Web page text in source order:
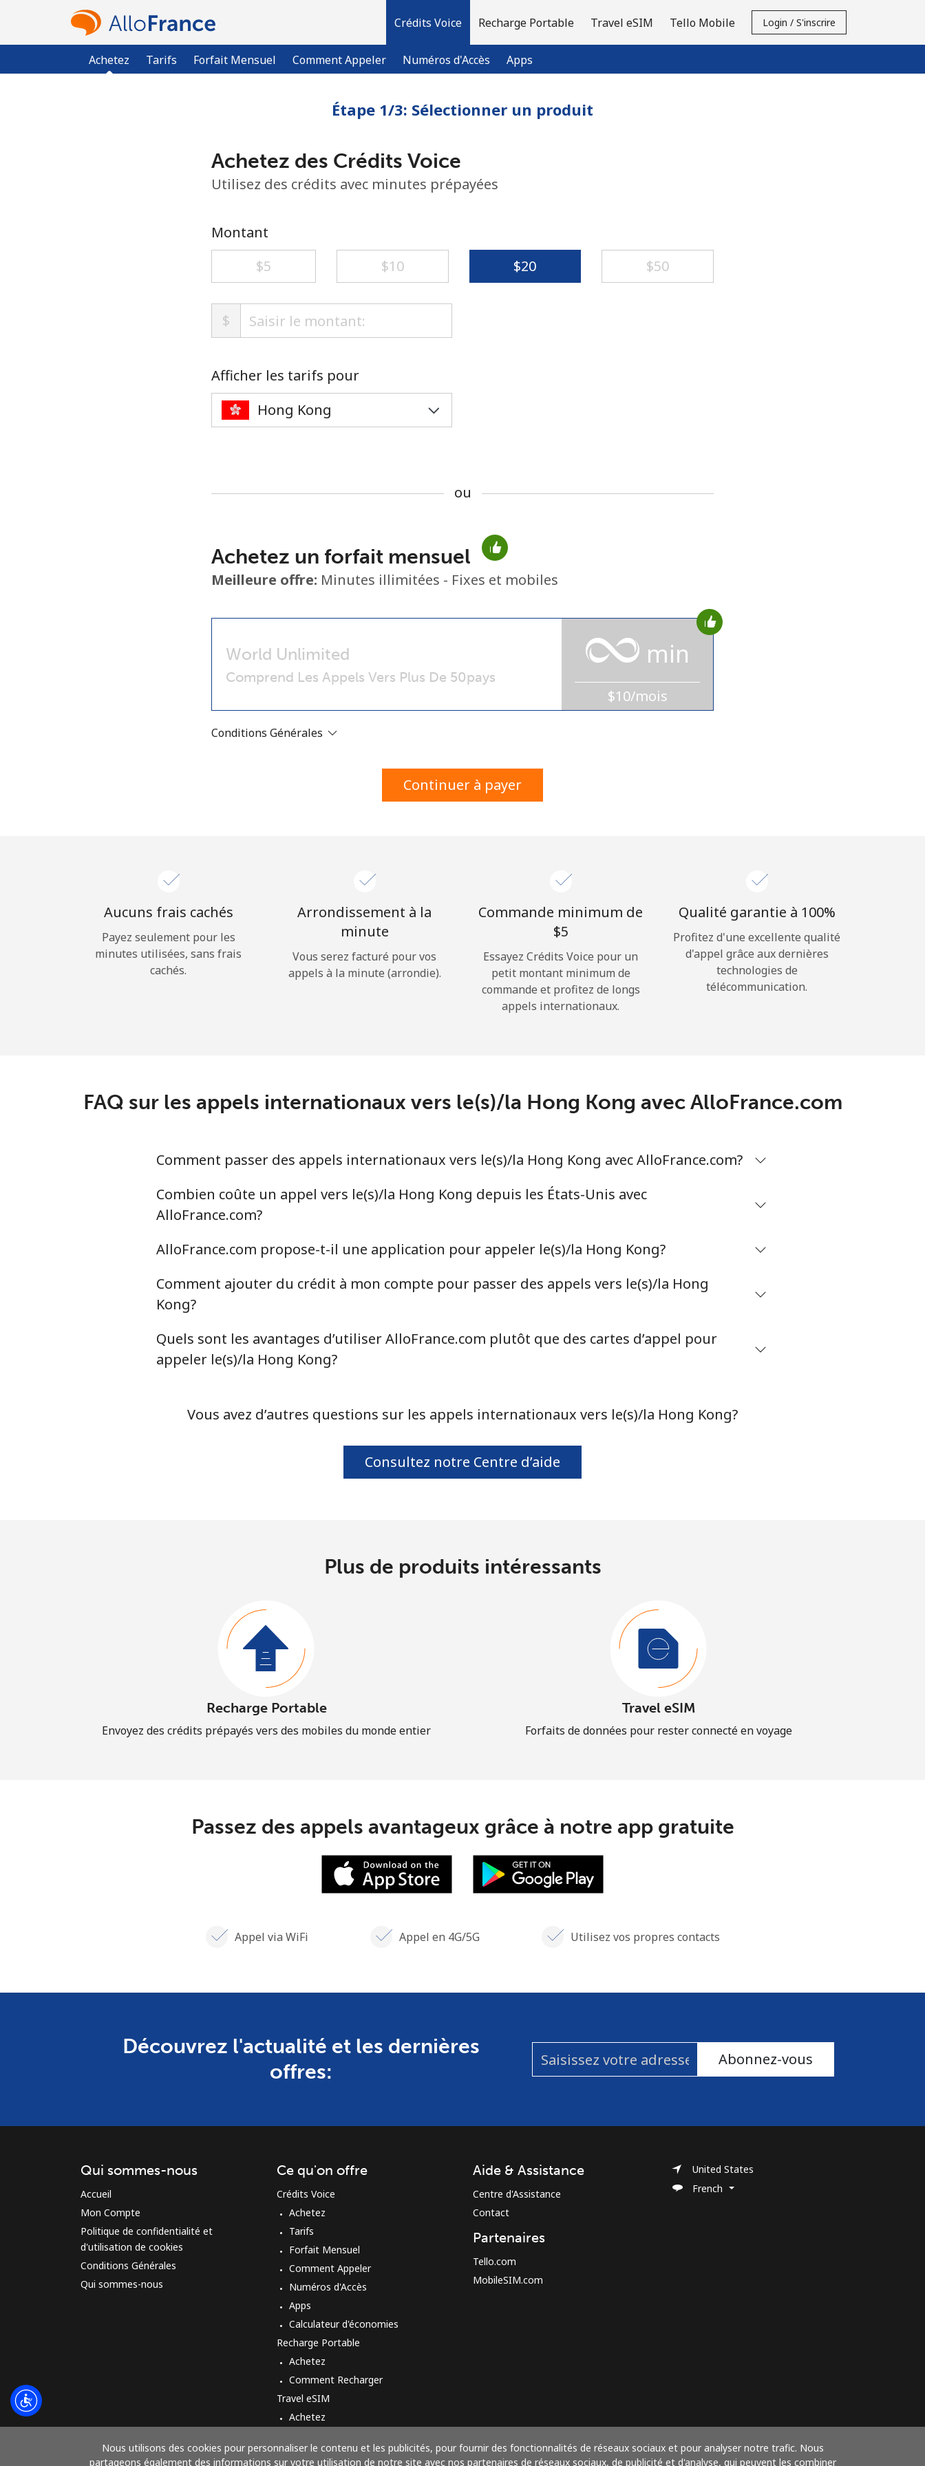
Crédits Voice
Achetez Tarifs Forfait Mensuel Comment Appeler Numéros d'Accès Apps
Recharge Portable Travel eSIM Tello Mobile Login / S'inscrire
Aucun mot de passe créé
8 caractères minimum
Un numéro
En créant un compte sur ce site, j'accepte les
Bonjour!
INSCRIVEZ-VOUS →
Login
Étape 1/3: Sélectionner un produit
Achetez des Crédits Voice
Utilisez des crédits avec minutes prépayées
Montant
⁦$5⁩
⁦$10⁩ ⁦$20⁩ ⁦$50⁩
$
Afficher les tarifs pour
ou
Achetez un forfait mensuel
Meilleure offre: Minutes illimitées - Fixes et mobiles
World Unlimited
Comprend Les Appels Vers Plus De 50pays
min
$10/mois
Conditions Générales
Continuer à payer
Aucuns frais cachés
Payez seulement pour les
minutes utilisées, sans frais
cachés.
Arrondissement à la
minute
Vous serez facturé pour vos
appels à la minute (arrondie).
Commande minimum de
⁦$5⁩
Essayez Crédits Voice pour un
petit montant minimum de
commande et profitez de longs
appels internationaux.
Qualité garantie à 100%
Profitez d'une excellente qualité
d'appel grâce aux dernières
technologies de
télécommunication.
FAQ sur les appels internationaux vers le(s)/la Hong Kong avec AlloFrance.com
Comment passer des appels internationaux vers le(s)/la Hong Kong avec AlloFrance.com?
Combien coûte un appel vers le(s)/la Hong Kong depuis les États-Unis avec
AlloFrance.com?
AlloFrance.com propose-t-il une application pour appeler le(s)/la Hong Kong?
Comment ajouter du crédit à mon compte pour passer des appels vers le(s)/la Hong
Kong?
Quels sont les avantages d’utiliser AlloFrance.com plutôt que des cartes d’appel pour
appeler le(s)/la Hong Kong?
Vous avez d’autres questions sur les appels internationaux vers le(s)/la Hong Kong?
Consultez notre Centre d’aide
Plus de produits intéressants
Recharge Portable
Envoyez des crédits prépayés vers des mobiles du monde entier
Travel eSIM
Forfaits de données pour rester connecté en voyage
Passez des appels avantageux grâce à notre app gratuite
Appel via WiFi Appel en 4G/5G Utilisez vos propres contacts
Découvrez l'actualité et les dernières
offres:
Abonnez-vous
Nous utilisons des cookies pour personnaliser le contenu et les publicités, pour fournir des fonctionnalités de réseaux sociaux et pour analyser notre trafic. Nous
partageons également des informations sur votre utilisation de notre site avec nos partenaires de réseaux sociaux, de publicité et d'analyse, qui peuvent les combiner
Qui sommes-nous
Accueil
Mon Compte
Politique de confidentialité et
d'utilisation de cookies
Conditions Générales
Qui sommes-nous
Ce qu'on offre
Crédits Voice
Achetez
Tarifs
Forfait Mensuel
Comment Appeler
Numéros d'Accès
Apps
Calculateur d'économies
Recharge Portable
Achetez
Comment Recharger
Travel eSIM
Achetez
Aide & Assistance
Centre d'Assistance
Contact
Partenaires
Tello.com
MobileSIM.com
United States
French